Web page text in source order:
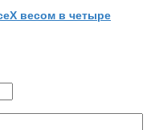
весом в четыре